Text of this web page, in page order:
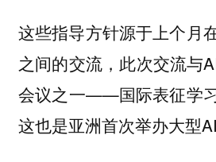
这些指导方针源于上个月
之间的交流，此次交流与
会议之一——国际表征学
这也是亚洲首次举办大型AI